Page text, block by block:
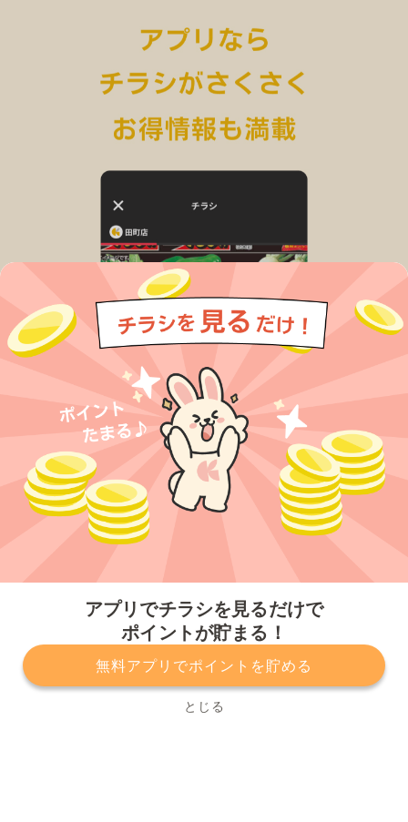
アプリでチラシを見るだけで
ポイントが貯まる！
無料アプリでポイントを貯める
とじる
プライバシーポリシー 利用規約
運営会社
サービスに関してのお問い合わせ